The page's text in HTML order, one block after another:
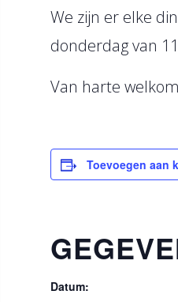
We zijn er elke
donderdag van
Van harte
Toevoegen aan
Datum: